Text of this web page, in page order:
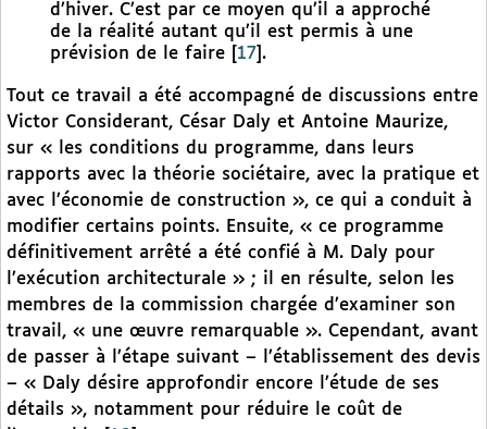
d’hiver. C’est par ce moyen qu’il a approché
de la réalité autant qu’il est permis à une
prévision de le faire
17 .
Tout ce travail a été accompagné de discussions entre
Victor Considerant, César Daly et Antoine Maurize,
sur « les conditions du programme, dans leurs
rapports avec la théorie sociétaire, avec la pratique et
avec l’économie de construction », ce qui a conduit à
modifier certains points. Ensuite, « ce programme
définitivement arrêté a été confié à M. Daly pour
l’exécution architecturale » ; il en résulte, selon les
membres de la commission chargée d’examiner son
travail, « une œuvre remarquable ». Cependant, avant
de passer à l’étape suivant – l’établissement des devis
– « Daly désire approfondir encore l’étude de ses
détails », notamment pour réduire le coût de